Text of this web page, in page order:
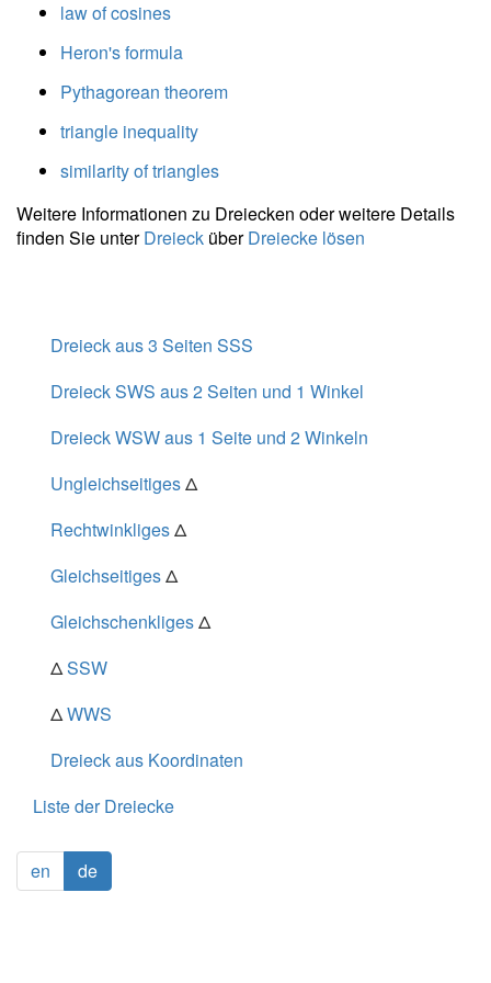
2 } =
6{,}964 \
\\ m_c =
\dfrac{
2a^2+2b^2
- c^2 } }{ 2
\dfrac{
\sqrt{ 2
12^2 - 12^2
6{,}964
law of cosines
Heron's formula
Pythagorean theorem
triangle inequality
similarity of triangles
Weitere Informationen zu Dreiecken oder weitere Details
finden Sie unterDreieck überDreiecke lösen
Dreieck aus 3 Seiten SSS
Dreieck SWS aus 2 Seiten und 1 Winkel
Dreieck WSW aus 1 Seite und 2 Winkeln
UngleichseitigesΔ
RechtwinkligesΔ
GleichseitigesΔ
GleichschenkligesΔ
ΔSSW
ΔWWS
Dreieck aus Koordinaten
Liste der Dreiecke
en de